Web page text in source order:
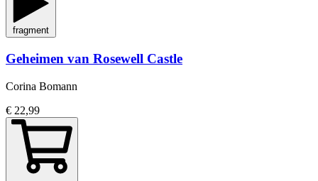
fragment
Geheimen van Rosewell Castle
Corina Bomann
€ 22,99